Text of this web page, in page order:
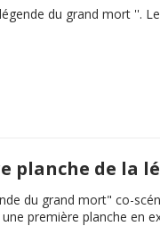
du grand mort ''.
planche de la
du grand mort" co-
première planche en